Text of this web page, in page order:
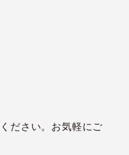
ださい。お気軽にご